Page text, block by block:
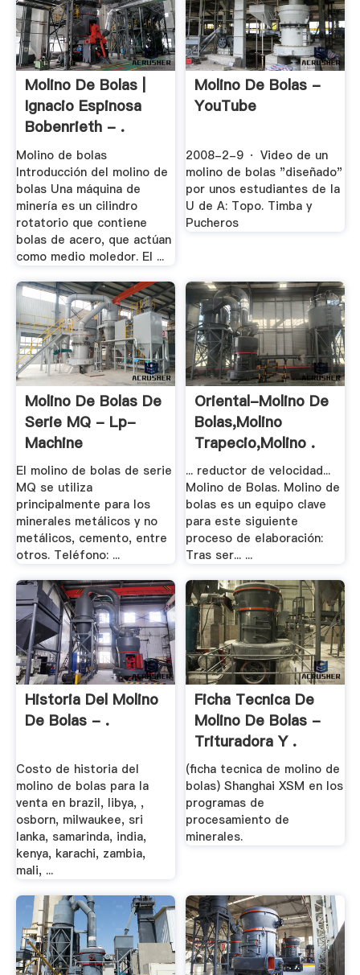
Molino De Bolas |
Ignacio Espinosa
Bobenrieth - .
Molino de bolas
Introducción del molino de
bolas Una máquina de
minería es un cilindro
rotatorio que contiene
bolas de acero, que actúan
como medio moledor. El ...
Molino De Bolas -
YouTube
2008-2-9 · Video de un
molino de bolas "diseñado"
por unos estudiantes de la
U de A: Topo. Timba y
Pucheros
Molino De Bolas De
Serie MQ - Lp-
Machine
El molino de bolas de serie
MQ se utiliza
principalmente para los
minerales metálicos y no
metálicos, cemento, entre
otros. Teléfono: ...
Oriental-Molino De
Bolas,Molino
Trapecio,Molino .
... reductor de velocidad...
Molino de Bolas. Molino de
bolas es un equipo clave
para este siguiente
proceso de elaboración:
Tras ser... ...
Historia Del Molino
De Bolas - .
Costo de historia del
molino de bolas para la
venta en brazil, libya, ,
osborn, milwaukee, sri
lanka, samarinda, india,
kenya, karachi, zambia,
mali, ...
Ficha Tecnica De
Molino De Bolas -
Trituradora Y .
(ficha tecnica de molino de
bolas) Shanghai XSM en los
programas de
procesamiento de
minerales.